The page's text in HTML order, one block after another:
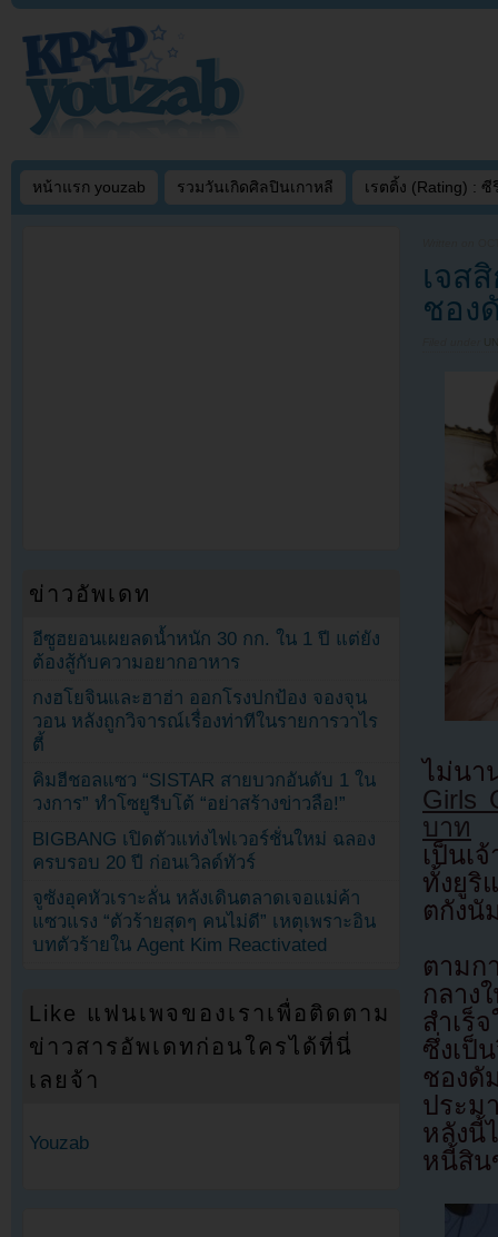
หน้าแรก youzab รวมวันเกิดศิลปินเกาหลี เรตติ้ง (Rating) : ซี
เจส
ชอง
ไม่นา
Girls
บาท
เป็นเ
ทั้งยูริ
ตกังนั
ตามก
กลาง
สำเร็
ซึ่งเป็
ชองดั
ประม
หลังนี้
หนี้สิน
ข่าวอัพเดท
อีซูฮยอนเผยลดน้ำหนัก 30 กก. ใน 1 ปี แต่ยัง
ต้องสู้กับความอยากอาหาร
กงฮโยจินและฮาฮ่า ออกโรงปกป้อง จองจุน
วอน หลังถูกวิจารณ์เรื่องท่าทีในรายการวาไร
ตี้
คิมฮีชอลแซว “SISTAR สายบวกอันดับ 1 ใน
วงการ” ทำโซยูรีบโต้ “อย่าสร้างข่าวลือ!”
BIGBANG เปิดตัวแท่งไฟเวอร์ชั่นใหม่ ฉลอง
ครบรอบ 20 ปี ก่อนเวิลด์ทัวร์
จูซังอุคหัวเราะลั่น หลังเดินตลาดเจอแม่ค้า
แซวแรง “ตัวร้ายสุดๆ คนไม่ดี” เหตุเพราะอิน
บทตัวร้ายใน Agent Kim Reactivated
Like แฟนเพจของเราเพื่อติดตาม
ข่าวสารอัพเดทก่อนใครได้ที่นี่
เลยจ้า
Youzab